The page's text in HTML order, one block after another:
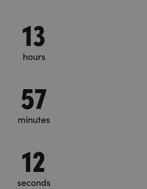
13
hours
57
minutes
13
seconds